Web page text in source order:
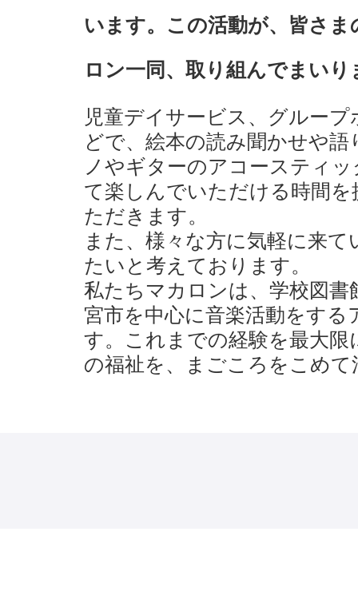
います。この活動が、皆さ
ロン一同、取り組んでまいり
児童デイサービス、グルー
どで、絵本の読み聞かせや
ノやギターのアコースティ
て楽しんでいただける時間
ただきます。
また、様々な方に気軽に来
たいと考えております。
私たちマカロンは、学校図
宮市を中心に音楽活動をす
す。これまでの経験を最大
の福祉を、まごころをこめ